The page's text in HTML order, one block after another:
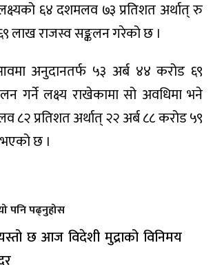
६४ दशमलव ७३ प्रतिशत अर्थात् रु
लाख राजस्व सङ्कलन गरेको छ ।
अनुदानतर्फ ५३ अर्ब ४४ करोड ६९
गर्ने लक्ष्य राखेकामा सो अवधिमा भने
८२ प्रतिशत अर्थात् २२ अर्ब ८८ करोड ५९
छ ।
पनि पढ्नुहोस
छ आज विदेशी मुद्राको विनिमय